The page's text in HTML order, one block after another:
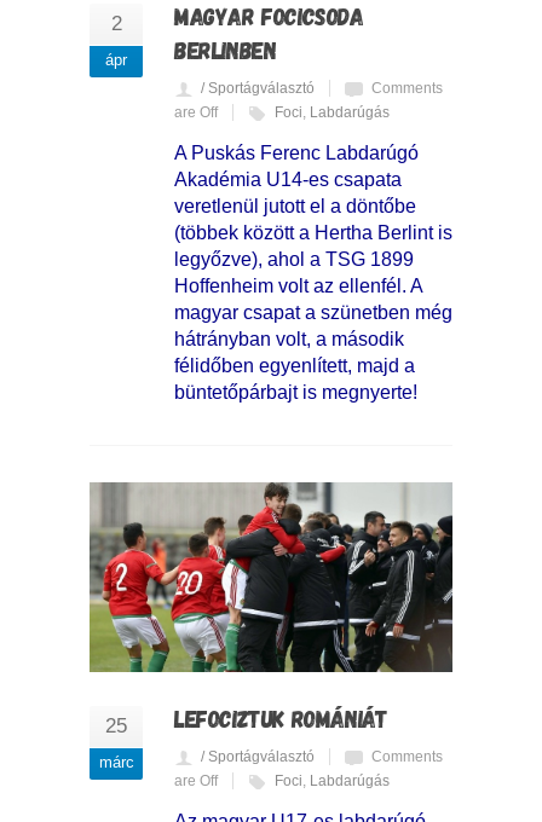
2
ápr
MAGYAR FOCICSODA
BERLINBEN
/ Sportágválasztó
Comments
are Off
Foci, Labdarúgás
A Puskás Ferenc Labdarúgó
Akadémia U14-es csapata
veretlenül jutott el a döntőbe
(többek között a Hertha Berlint is
legyőzve), ahol a TSG 1899
Hoffenheim volt az ellenfél. A
magyar csapat a szünetben még
hátrányban volt, a második
félidőben egyenlített, majd a
büntetőpárbajt is megnyerte!
25
márc
LEFOCIZTUK ROMÁNIÁT
/ Sportágválasztó
Comments
are Off
Foci, Labdarúgás